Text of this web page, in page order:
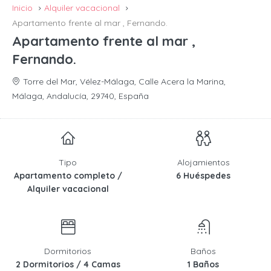
Inicio
Alquiler vacacional
Apartamento frente al mar , Fernando.
Apartamento frente al mar ,
Fernando.
Torre del Mar, Vélez-Málaga, Calle Acera la Marina,
Málaga, Andalucía, 29740, España
Tipo
Apartamento completo /
Alquiler vacacional
Alojamientos
6 Huéspedes
Dormitorios
2 Dormitorios / 4 Camas
Baños
1 Baños